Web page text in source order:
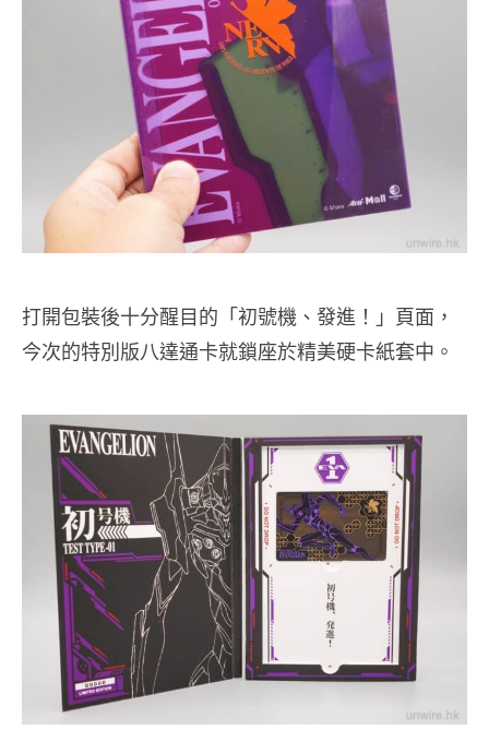
打開包裝後十分醒目的「初號機、發進！」頁面，
今次的特別版八達通卡就鎖座於精美硬卡紙套中。